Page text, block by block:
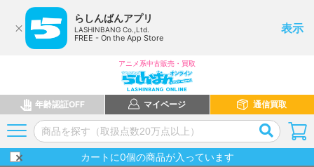
らしんばんアプリ
LASHINBANG Co.,Ltd.
FREE - On the App Store
表示
アニメ系中古販売・買取
年齢認証OFF マイページ 通信買取
カートに0個の商品が入っています